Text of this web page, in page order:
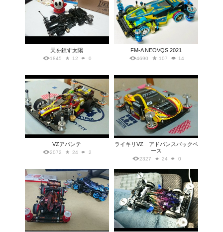
天を鎖す太陽
1845 12 0
FM-A NEOVQS 2021
4690 107 14
VZアバンテ
2072 24 2
ライキリVZ アドバンスパックベ
ース
2327 24 0